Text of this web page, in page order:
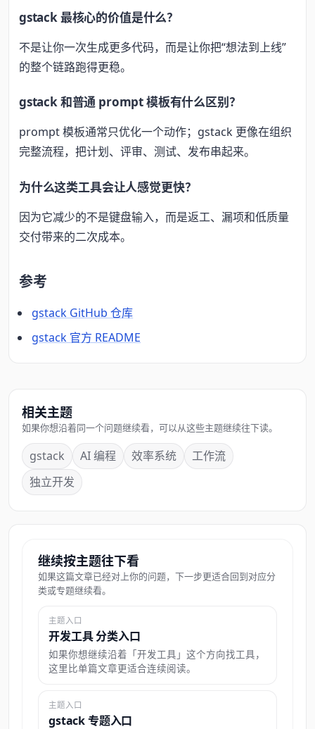
gstack 最核心的价值是什么？
不是让你一次生成更多代码，而是让你把“想法到上线”
的整个链路跑得更稳。
gstack 和普通 prompt 模板有什么区别？
prompt 模板通常只优化一个动作；gstack 更像在组织
完整流程，把计划、评审、测试、发布串起来。
为什么这类工具会让人感觉更快？
因为它减少的不是键盘输入，而是返工、漏项和低质量
交付带来的二次成本。
参考
gstack GitHub 仓库
gstack 官方 README
相关主题
如果你想沿着同一个问题继续看，可以从这些主题继续往下读。
gstack AI 编程 效率系统
工作流
独立开发
继续按主题往下看
如果这篇文章已经对上你的问题，下一步更适合回到对应分
类或专题继续看。
主题入口
开发工具 分类入口
如果你想继续沿着「开发工具」这个方向找工具，
这里比单篇文章更适合连续阅读。
主题入口
gstack 专题入口